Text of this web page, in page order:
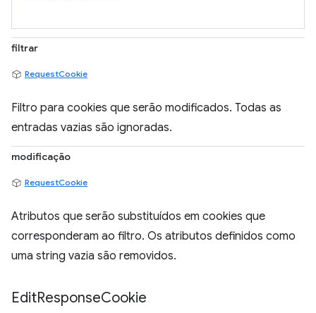
filtrar
RequestCookie
Filtro para cookies que serão modificados. Todas as
entradas vazias são ignoradas.
modificação
RequestCookie
Atributos que serão substituídos em cookies que
corresponderam ao filtro. Os atributos definidos como
uma string vazia são removidos.
EditResponseCookie